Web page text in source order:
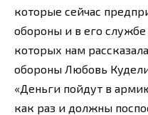
которые сейчас
обороны и в его
которых нам
обороны Любовь
«Деньги пойдут в
как раз и должны